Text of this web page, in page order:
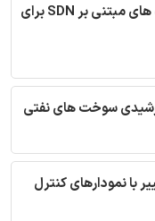
ترجمه مقاله امنیت انتقال داده های مبتنی بر SDN برای
سوخت های نفتی
با نمودارهای کنترل